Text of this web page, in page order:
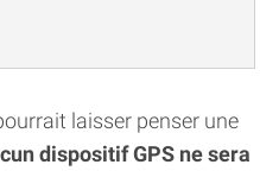
laisser penser une
dispositif GPS ne sera